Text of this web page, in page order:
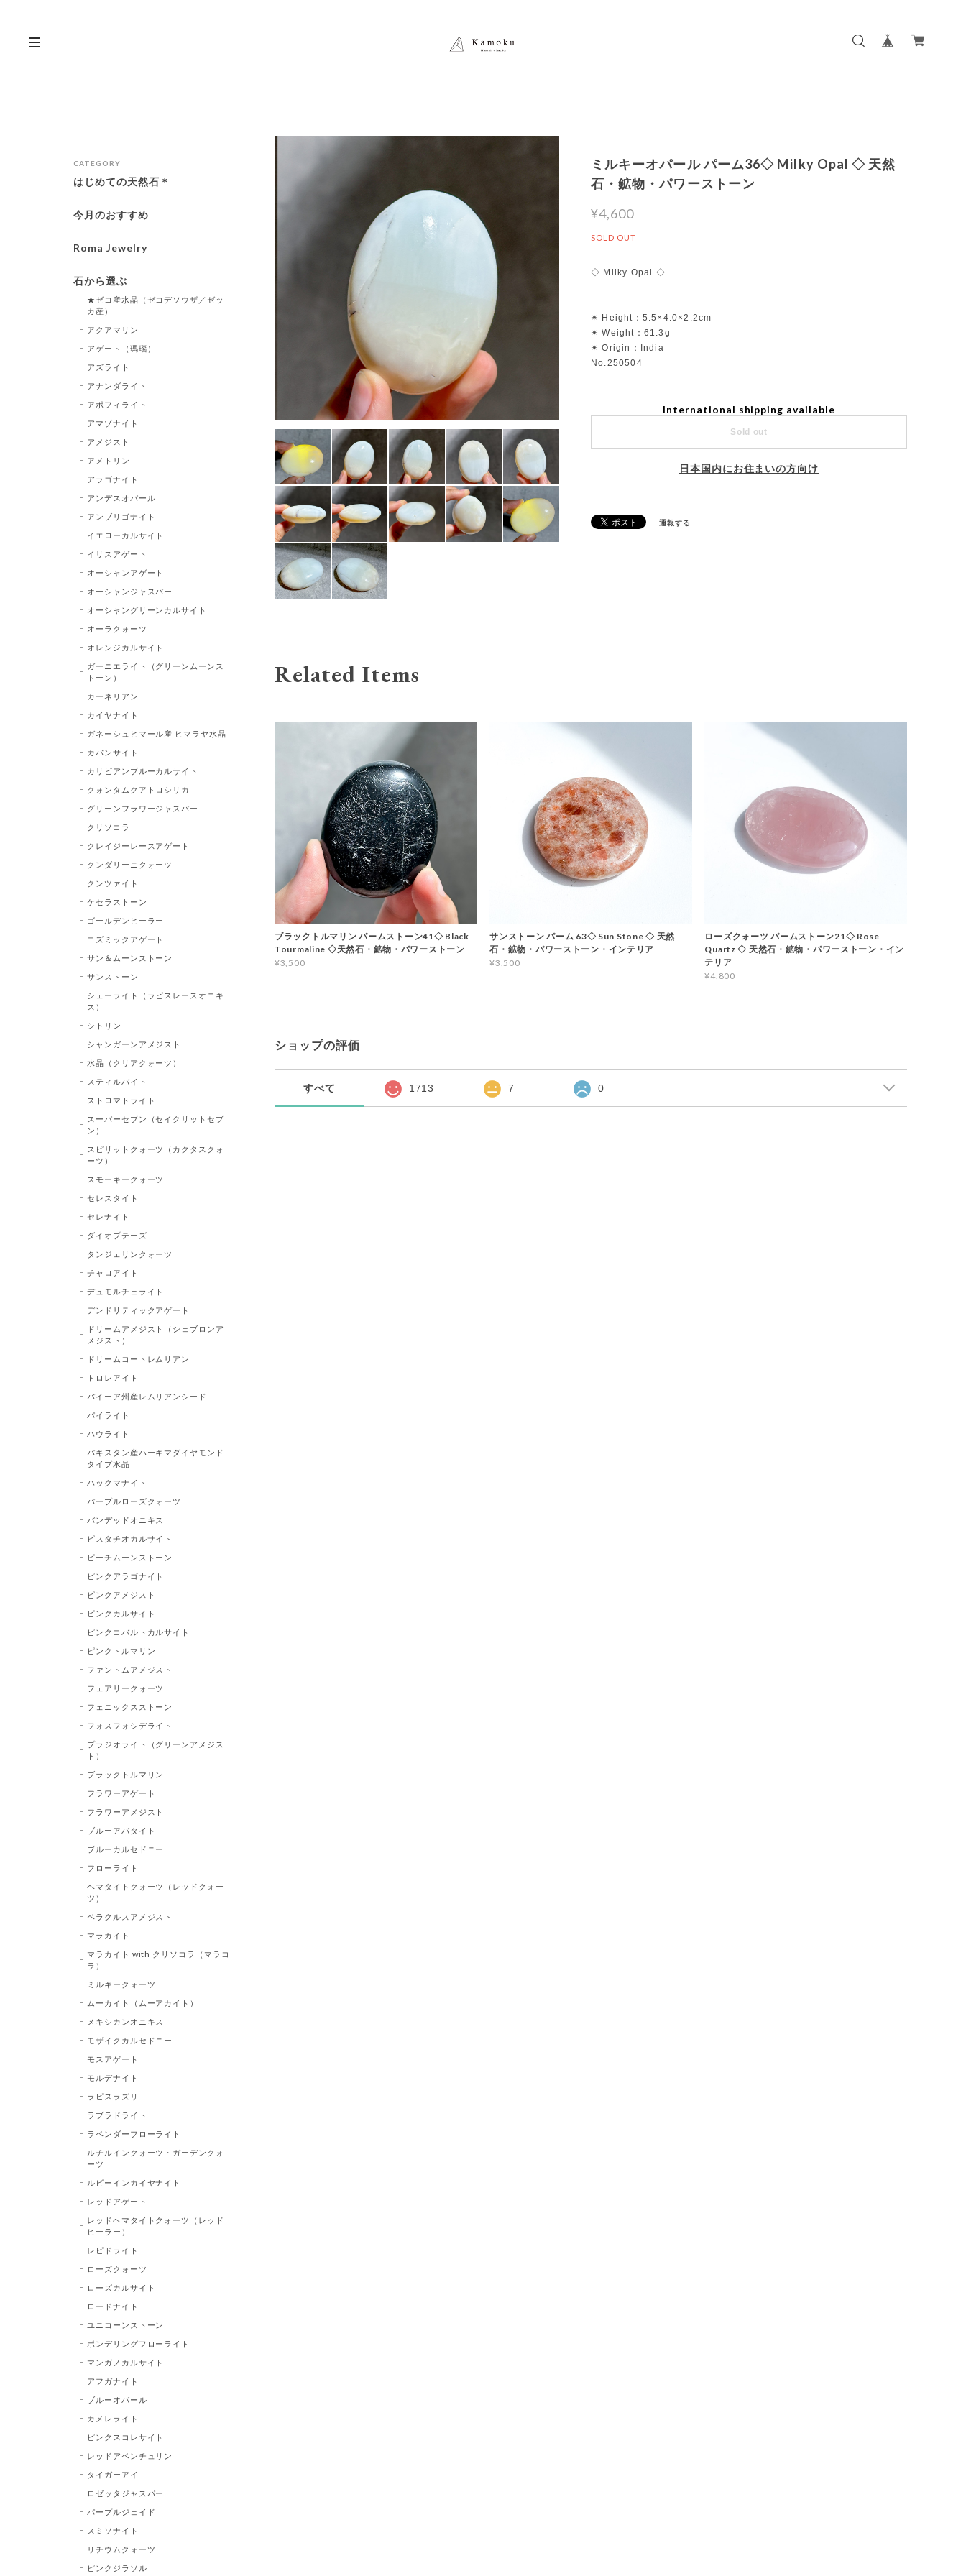
ミルキーオパール パーム36◇ Milky Opal ◇ 天然
石・鉱物・パワーストーン
¥4,600
SOLD OUT
◇ Milky Opal ◇
✴︎ Height：5.5×4.0×2.2cm
✴︎ Weight：61.3g
✴︎ Origin：India
No.250504
International shipping available
Sold out
日本国内にお住まいの方向け
通報する
Related Items
ブラックトルマリン パームストーン41◇ Black
Tourmaline ◇天然石・鉱物・パワーストーン
¥3,500
サンストーン パーム 63◇ Sun Stone ◇ 天然
石・鉱物・パワーストーン・インテリア
¥3,500
ローズクォーツ パームストーン21◇ Rose
Quartz ◇ 天然石・鉱物・パワーストーン・イン
テリア
¥4,800
ショップの評価
すべて 1713 7 0
CATEGORY
はじめての天然石＊
今月のおすすめ
Roma Jewelry
石から選ぶ
★ゼコ産水晶（ゼコデソウザ／ゼッ
カ産）
アクアマリン
アゲート（瑪瑙）
アズライト
アナンダライト
アポフィライト
アマゾナイト
アメジスト
アメトリン
アラゴナイト
アンデスオパール
アンブリゴナイト
イエローカルサイト
イリスアゲート
オーシャンアゲート
オーシャンジャスパー
オーシャングリーンカルサイト
オーラクォーツ
オレンジカルサイト
ガーニエライト（グリーンムーンス
トーン）
カーネリアン
カイヤナイト
ガネーシュヒマール産 ヒマラヤ水晶
カバンサイト
カリビアンブルーカルサイト
クォンタムクアトロシリカ
グリーンフラワージャスパー
クリソコラ
クレイジーレースアゲート
クンダリーニクォーツ
クンツァイト
ケセラストーン
ゴールデンヒーラー
コズミックアゲート
サン＆ムーンストーン
サンストーン
シェーライト（ラピスレースオニキ
ス）
シトリン
シャンガーンアメジスト
水晶（クリアクォーツ）
スティルバイト
ストロマトライト
スーパーセブン（セイクリットセブ
ン）
スピリットクォーツ（カクタスクォ
ーツ）
スモーキークォーツ
セレスタイト
セレナイト
ダイオプテーズ
タンジェリンクォーツ
チャロアイト
デュモルチェライト
デンドリティックアゲート
ドリームアメジスト（シェブロンア
メジスト）
ドリームコートレムリアン
トロレアイト
バイーア州産レムリアンシード
パイライト
ハウライト
パキスタン産ハーキマダイヤモンド
タイプ水晶
ハックマナイト
パープルローズクォーツ
バンデッドオニキス
ピスタチオカルサイト
ピーチムーンストーン
ピンクアラゴナイト
ピンクアメジスト
ピンクカルサイト
ピンクコバルトカルサイト
ピンクトルマリン
ファントムアメジスト
フェアリークォーツ
フェニックスストーン
フォスフォシデライト
プラジオライト（グリーンアメジス
ト）
ブラックトルマリン
フラワーアゲート
フラワーアメジスト
ブルーアパタイト
ブルーカルセドニー
フローライト
ヘマタイトクォーツ（レッドクォー
ツ）
ベラクルスアメジスト
マラカイト
マラカイト with クリソコラ（マラコ
ラ）
ミルキークォーツ
ムーカイト（ムーアカイト）
メキシカンオニキス
モザイクカルセドニー
モスアゲート
モルデナイト
ラピスラズリ
ラブラドライト
ラベンダーフローライト
ルチルインクォーツ・ガーデンクォ
ーツ
ルビーインカイヤナイト
レッドアゲート
レッドヘマタイトクォーツ（レッド
ヒーラー）
レピドライト
ローズクォーツ
ローズカルサイト
ロードナイト
ユニコーンストーン
ポンデリングフローライト
マンガノカルサイト
アフガナイト
ブルーオパール
カメレライト
ピンクスコレサイト
レッドアベンチュリン
タイガーアイ
ロゼッタジャスパー
パープルジェイド
スミソナイト
リチウムクォーツ
ピンクジラソル